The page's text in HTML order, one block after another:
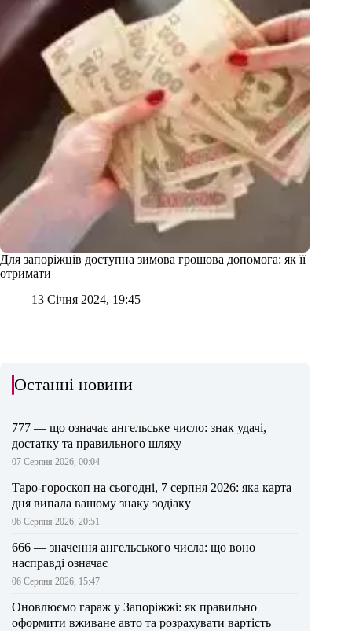
Для запоріжців доступна зимова грошова допомога: як її
отримати
13 Січня 2024, 19:45
Останні новини
777 — що означає ангельське число: знак удачі,
достатку та правильного шляху
07 Серпня 2026, 00:04
Таро-гороскоп на сьогодні, 7 серпня 2026: яка карта
дня випала вашому знаку зодіаку
06 Серпня 2026, 20:51
666 — значення ангельського числа: що воно
насправді означає
06 Серпня 2026, 15:47
Оновлюємо гараж у Запоріжжі: як правильно
оформити вживане авто та розрахувати вартість